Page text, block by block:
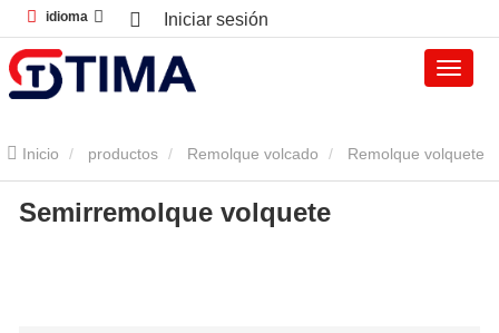
idioma Iniciar sesión
Inicio productos Remolque volcado Remolque volquete
Semirremolque volquete
Semirremolque volquete